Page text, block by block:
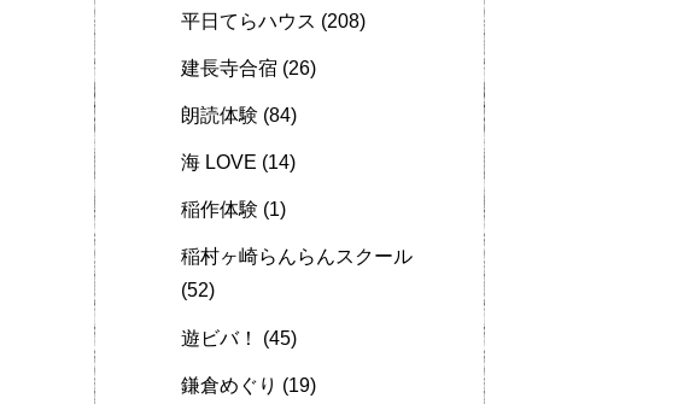
平日てらハウス (208)
建長寺合宿 (26)
朗読体験 (84)
海 LOVE (14)
稲作体験 (1)
稲村ヶ崎らんらんスクール
(52)
遊ビバ！ (45)
鎌倉めぐり (19)